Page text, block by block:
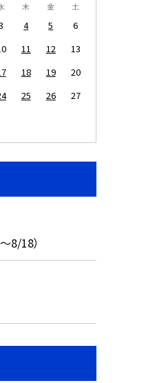
木 金 土
4 5
6
11 12
13
18 19
20
25 26
27
8/18）